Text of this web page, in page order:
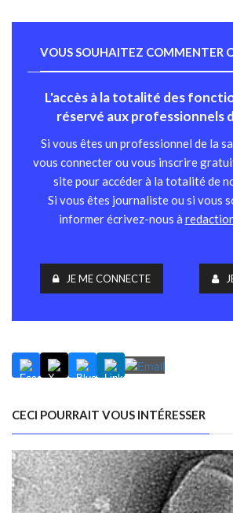
VOUS SOUHAITEZ COMMENTER
L'accès à la totalité des
réservé aux professionnels
Si vous êtes un professionnel de la
vous connecter ou vous inscrire
site pour accéder à la totalité de
Si vous êtes journaliste ou si vous
informer écrivez-nous à
JE ME CONNECTE
CECI POURRAIT VOUS INTÉRESSER